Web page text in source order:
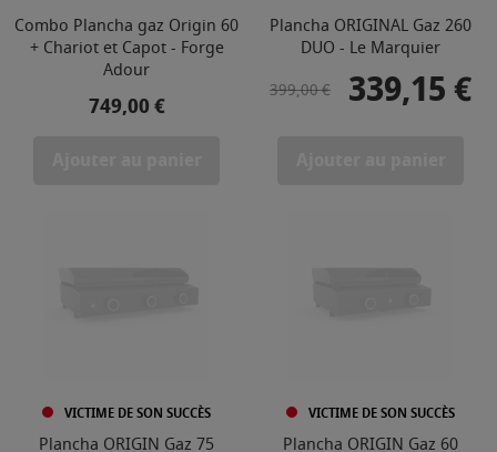
Combo Plancha gaz Origin 60
+ Chariot et Capot - Forge
Adour
Prix
749,00 €
Plancha ORIGINAL Gaz 260
DUO - Le Marquier
Prix de base
399,00 € Prix
339,15 €
VICTIME DE SON SUCCÈS
Plancha ORIGIN Gaz 75
VICTIME DE SON SUCCÈS
Plancha ORIGIN Gaz 60